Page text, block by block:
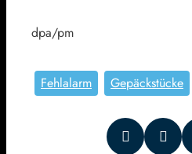
dpa/pm
Fehlalarm Gepäckstücke